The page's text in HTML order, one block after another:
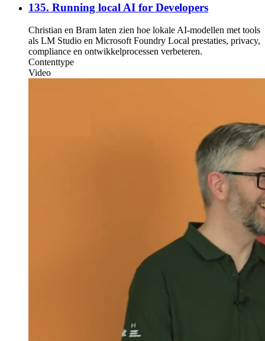
135. Running local AI for Developers
Christian en Bram laten zien hoe lokale AI-modellen met tools
als LM Studio en Microsoft Foundry Local prestaties, privacy,
compliance en ontwikkelprocessen verbeteren.
Contenttype
Video